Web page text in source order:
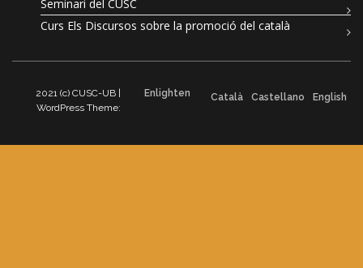
Seminari del CUSC
Curs Els Discursos sobre la promoció del català
2021 (c) CUSC-UB |
WordPress Theme:
Enlighten Català Castellano English